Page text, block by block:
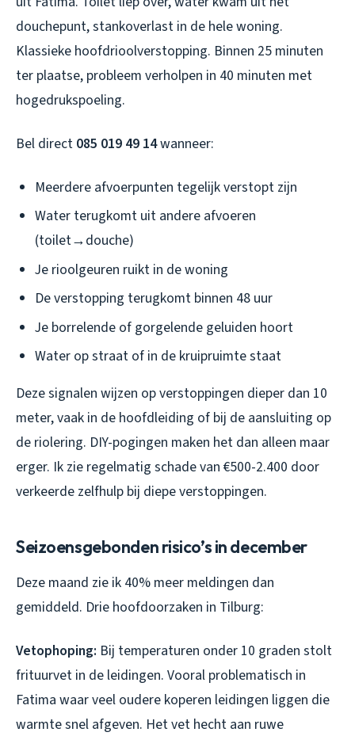
douchepunt, stankoverlast in de hele woning.
Klassieke hoofdrioolverstopping. Binnen 25 minuten
ter plaatse, probleem verholpen in 40 minuten met
hogedrukspoeling.
Bel direct 085 019 49 14wanneer:
Meerdere afvoerpunten tegelijk verstopt zijn
Water terugkomt uit andere afvoeren
(toilet→douche)
Je rioolgeuren ruikt in de woning
De verstopping terugkomt binnen 48 uur
Je borrelende of gorgelende geluiden hoort
Water op straat of in de kruipruimte staat
Deze signalen wijzen op verstoppingen dieper dan 10
meter, vaak in de hoofdleiding of bij de aansluiting op
de riolering. DIY-pogingen maken het dan alleen maar
erger. Ik zie regelmatig schade van €500-2.400 door
verkeerde zelfhulp bij diepe verstoppingen.
Seizoensgebonden risico’s in december
Deze maand zie ik 40% meer meldingen dan
gemiddeld. Drie hoofdoorzaken in Tilburg:
Vetophoping: Bij temperaturen onder 10 graden stolt
frituurvet in de leidingen. Vooral problematisch in
Fatima waar veel oudere koperen leidingen liggen die
warmte snel afgeven. Het vet hecht aan ruwe